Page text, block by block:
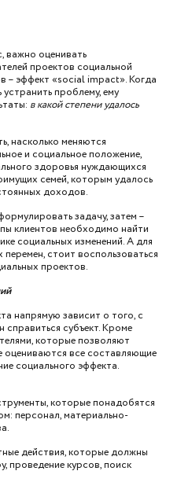
важно оценивать
проектов социальной
– эффект «social impact». Когда
проблему, ему
в какой степени удалось
насколько меняются
и социальное положение,
здоровья нуждающихся
семей, которым удалось
доходов.
задачу, затем –
клиентов необходимо найти
социальных изменений. А для
стоит воспользоваться
проектов.
напрямую зависит о того, с
субъект. Кроме
которые позволяют
оцениваются все составляющие
социального эффекта.
которые понадобятся
персонал, материально-
действия, которые должны
проведение курсов, поиск